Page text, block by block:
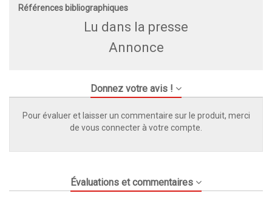
Références bibliographiques
Lu dans la presse
Annonce
Donnez votre avis !
Pour évaluer et laisser un commentaire sur le produit, merci
de vous connecter à votre compte.
Évaluations et commentaires